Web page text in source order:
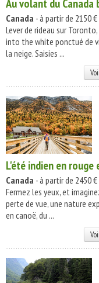
Au volant du Canada
Canada - à partir de 2150 €
Lever de rideau sur
into the white ponctué de
la neige. Saisies ...
L'été indien en rouge
Canada - à partir de 2450 €
Fermez les yeux, et
perte de vue, une nature
en canoë, du ...